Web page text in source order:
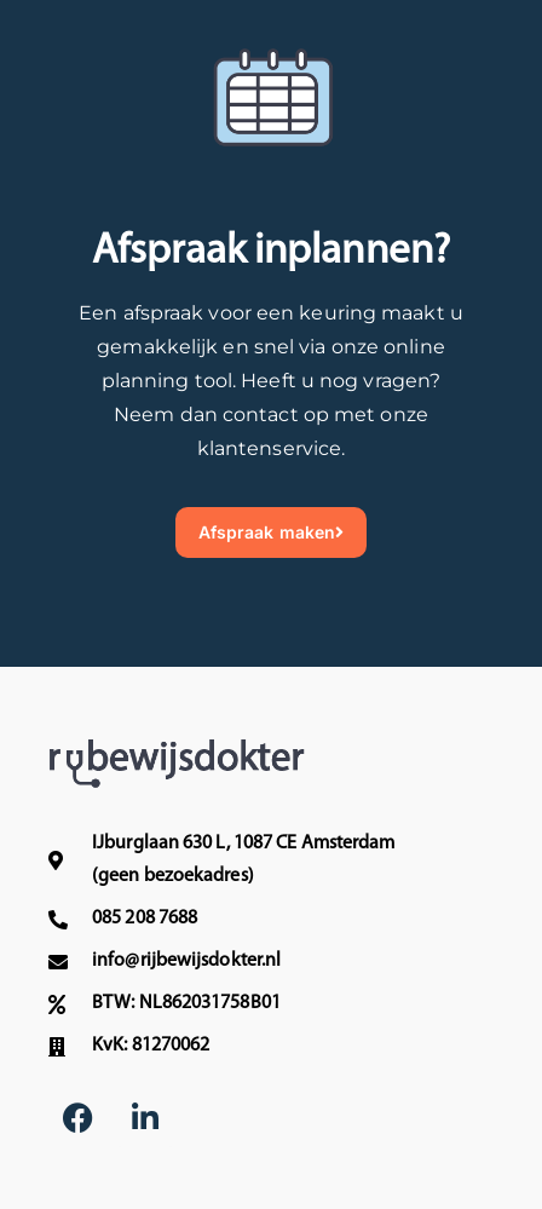
Afspraak inplannen?
Een afspraak voor een keuring maakt u
gemakkelijk en snel via onze online
planning tool. Heeft u nog vragen?
Neem dan contact op met onze
klantenservice.
Afspraak maken
IJburglaan 630 L, 1087 CE Amsterdam
(geen bezoekadres)
085 208 7688
info@rijbewijsdokter.nl
BTW: NL862031758B01
KvK: 81270062